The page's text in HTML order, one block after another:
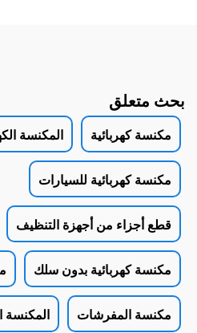
بحث متعلق
مكنسة كهربائية المكنسة
مكنسة كهربائية للسيارات
قطع أجزاء من أجهزة التنظيف
مكنسة كهربائية بدون سلك
مكنسة المفرشات المكنسة